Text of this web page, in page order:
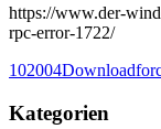
https://www.der-
rpc-error-1722/
102004Download
Kategorien